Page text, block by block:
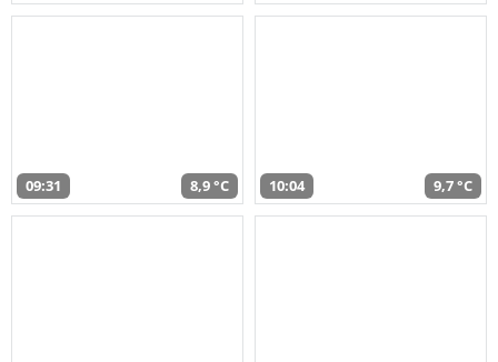
09:31 8,9 °C 10:04 9,7 °C